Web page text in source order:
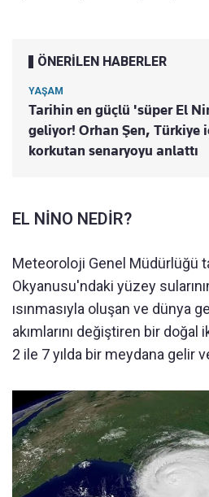
ÖNERİLEN HABERLER
YAŞAM
Tarihin en güçlü 'süper El
geliyor! Orhan Şen, Türkiye
korkutan senaryoyu anlattı
EL NİNO NEDİR?
Meteoroloji Genel Müdürlüğü
Okyanusu'ndaki yüzey
ısınmasıyla oluşan ve dünya
akımlarını değiştiren bir doğal
2 ile 7 yılda bir meydana gelir